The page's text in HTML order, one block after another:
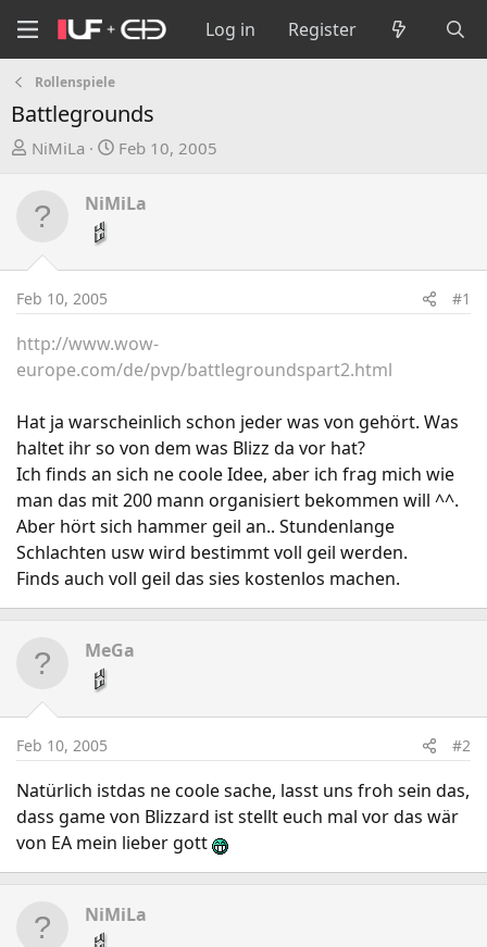
Log in Register
Rollenspiele
Battlegrounds
T
e
d
s
t
a
r
r
NiMiLa
S
a
d
t
e
Feb 10, 2005
NiMiLa
Feb 10, 2005 #1
http://www.wow-
europe.com/de/pvp/battlegroundspart2.html
Hat ja warscheinlich schon jeder was von gehört. Was
haltet ihr so von dem was Blizz da vor hat?
Ich finds an sich ne coole Idee, aber ich frag mich wie
man das mit 200 mann organisiert bekommen will ^^.
Aber hört sich hammer geil an.. Stundenlange
Schlachten usw wird bestimmt voll geil werden.
Finds auch voll geil das sies kostenlos machen.
MeGa
Feb 10, 2005 #2
Natürlich istdas ne coole sache, lasst uns froh sein das,
dass game von Blizzard ist stellt euch mal vor das wär
von EA mein lieber gott
NiMiLa